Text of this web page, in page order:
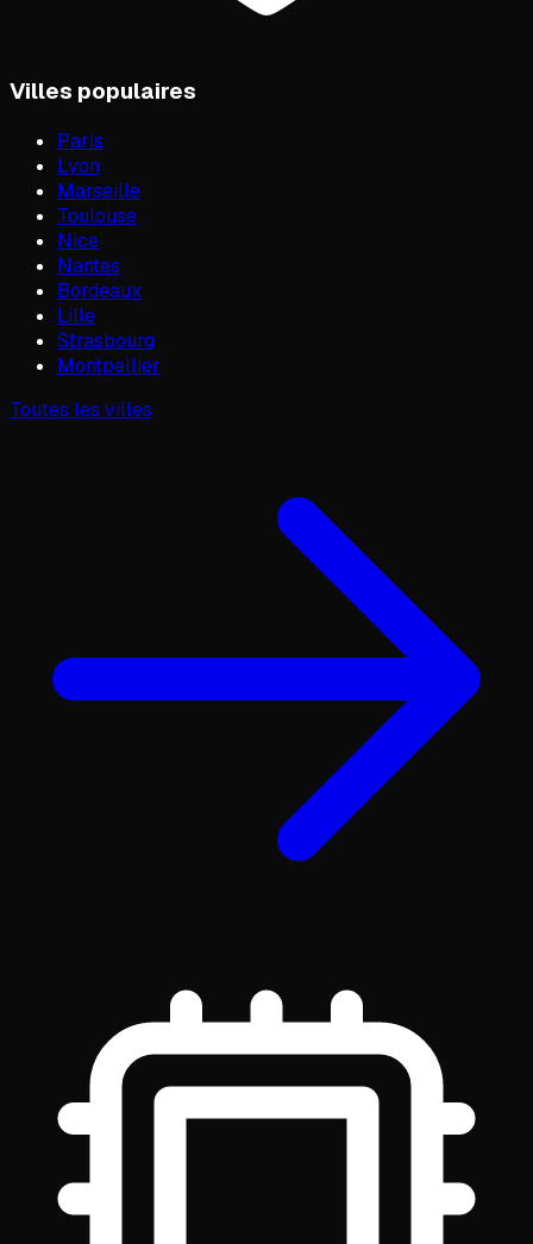
Villes populaires
Paris
Lyon
Marseille
Toulouse
Nice
Nantes
Bordeaux
Lille
Strasbourg
Montpellier
Toutes les villes